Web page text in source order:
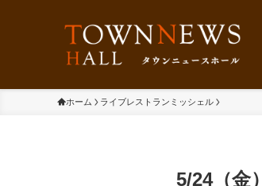
ホーム ライブレストランミッシェル
5/24（金